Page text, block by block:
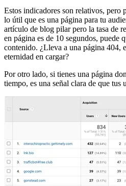
Estos indicadores son relativos, pero
lo útil que es una página para tu
artículo de blog pilar pero la tasa de
en página es de 10 segundos, puede
contenido. ¿Lleva a una página 404,
eternidad en cargar?
Por otro lado, si tienes una página
tiempo, es una señal clara de que tus